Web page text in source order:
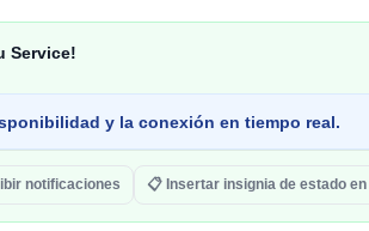
Service!
y la conexión en tiempo real.
notificaciones 📋 Insertar insignia de estado